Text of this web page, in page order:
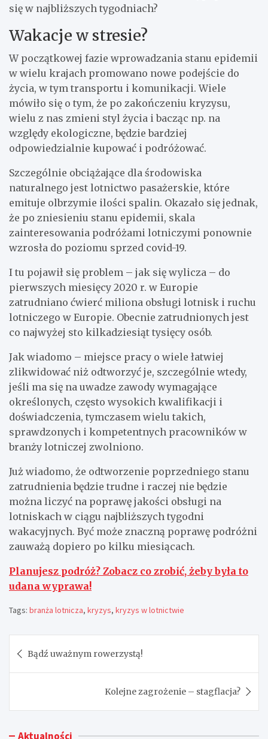
się w najbliższych tygodniach?
Wakacje w stresie?
W początkowej fazie wprowadzania stanu epidemii
w wielu krajach promowano nowe podejście do
życia, w tym transportu i komunikacji. Wiele
mówiło się o tym, że po zakończeniu kryzysu,
wielu z nas zmieni styl życia i bacząc np. na
względy ekologiczne, będzie bardziej
odpowiedzialnie kupować i podróżować.
Szczególnie obciążające dla środowiska
naturalnego jest lotnictwo pasażerskie, które
emituje olbrzymie ilości spalin. Okazało się jednak,
że po zniesieniu stanu epidemii, skala
zainteresowania podróżami lotniczymi ponownie
wzrosła do poziomu sprzed covid-19.
I tu pojawił się problem – jak się wylicza – do
pierwszych miesięcy 2020 r. w Europie
zatrudniano ćwierć miliona obsługi lotnisk i ruchu
lotniczego w Europie. Obecnie zatrudnionych jest
co najwyżej sto kilkadziesiąt tysięcy osób.
Jak wiadomo – miejsce pracy o wiele łatwiej
zlikwidować niż odtworzyć je, szczególnie wtedy,
jeśli ma się na uwadze zawody wymagające
określonych, często wysokich kwalifikacji i
doświadczenia, tymczasem wielu takich,
sprawdzonych i kompetentnych pracowników w
branży lotniczej zwolniono.
Już wiadomo, że odtworzenie poprzedniego stanu
zatrudnienia będzie trudne i raczej nie będzie
można liczyć na poprawę jakości obsługi na
lotniskach w ciągu najbliższych tygodni
wakacyjnych. Być może znaczną poprawę podróżni
zauważą dopiero po kilku miesiącach.
Planujesz podróż? Zobacz co zrobić, żeby była to
udana wyprawa!
Tags: branża lotnicza, kryzys, kryzys w lotnictwie
wpisu
Bądź uważnym rowerzystą!
Kolejne zagrożenie – stagflacja?
Aktualności